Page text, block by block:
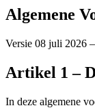
Algemene
Versie 08 juli 2026
Artikel 1 –
In deze algemene